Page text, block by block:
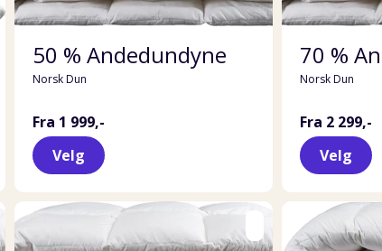
50 % Andedundyne
Norsk Dun
Fra 1 999,-
Velg
70 %
Norsk Dun
Fra 2 299,-
Velg